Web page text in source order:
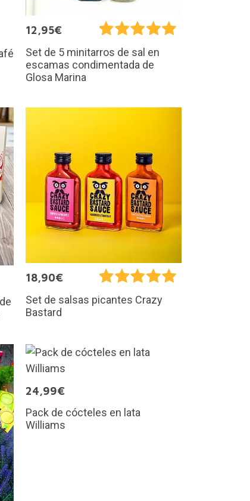
12,95€
Set de 5 minitarros de sal en
escamas condimentada de
Glosa Marina
18,90€
Set de salsas picantes Crazy
Bastard
24,99€
Pack de cócteles en lata
Williams